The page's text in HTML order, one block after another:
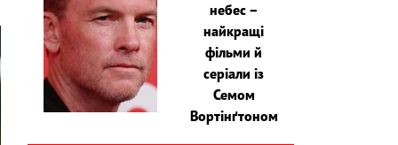
небес –
найкращі
фільми й
серіали із
Семом
Вортінґтоном